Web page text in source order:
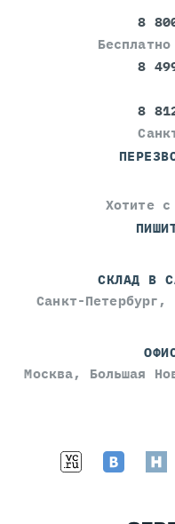
8
8
8
Хотите с
СКЛАД В
Санкт-
Москва, Большая